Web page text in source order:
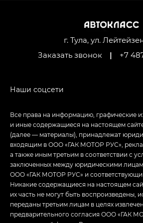
Джи Икс ПРЕМИУМ — GX
Empow — Эмпау (Empow) в
г. Тула, ул.
Заказать звонок
| +7
Все права на информацию, графические
и иные содержащиеся на настоящем
(далее — материалы), принадлежат
входящим в ООО «ГАК МОТОР РУС»,
а также иным третьим в соответствии с
заключенных между юридическими
ООО «ГАК МОТОР РУС» и
Никакие содержащиеся на настоящем
их часть не могут быть воспроизведены,
переданы третьим лицам в целях
предварительного согласия ООО «ГАК